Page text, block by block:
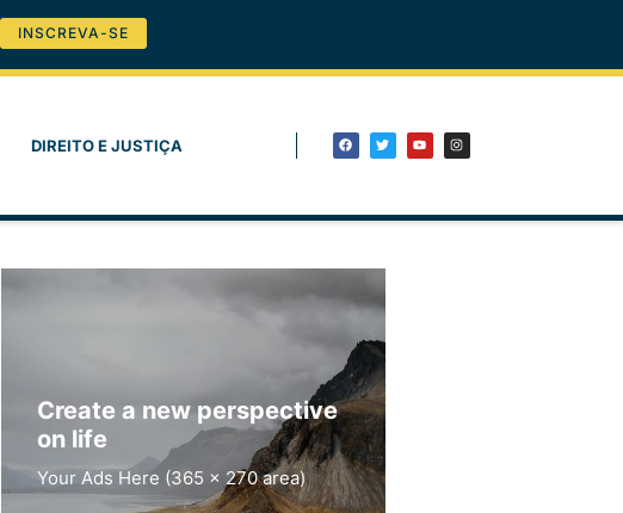
INSCREVA-SE
DIREITO E JUSTIÇA
Create a new perspective
on life
Your Ads Here (365 x 270 area)